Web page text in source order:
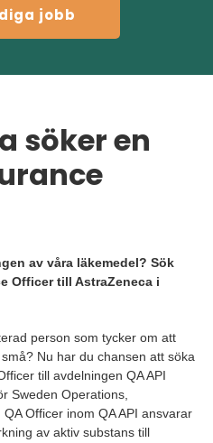
jobb
söker en
av våra läkemedel? Sök
Officer till AstraZeneca i
person som tycker om att
Nu har du chansen att söka
till avdelningen QA API
Sweden Operations,
Officer inom QA API ansvarar
av aktiv substans till